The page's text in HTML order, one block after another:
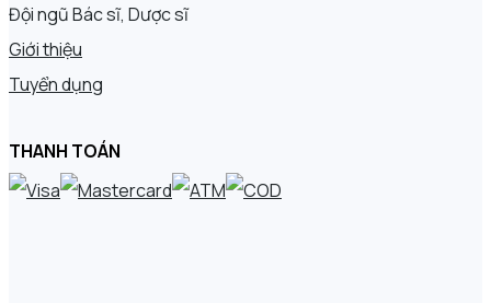
Đội ngũ Bác sĩ, Dược sĩ
Giới thiệu
Tuyển dụng
THANH TOÁN